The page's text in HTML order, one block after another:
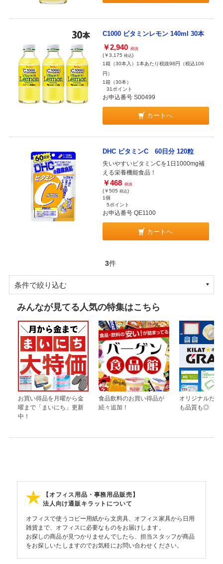
C1000 ビタミンレモン 140ml 30本
￥2,940 税抜
(￥3,175 税込)
1箱（30本入）1本あたり税抜98円（税込106
円）
1箱（30本）
31ポイント
お申込番号 S00499
カートへ
DHC ビタミンC 60日分 120粒
失いやすいビタミンCを1日1000mg補
える栄養機能食品！
￥468 税抜
(￥505 税込)
1個
5ポイント
お申込番号 QE1100
カートへ
3件
条件で絞り込む
みんなが見てる人気の特集はこちら
お買い得品を月曜から金
曜まで「まいにち」更新
中！
食品飲料のお買い得品が
続々追加！
オリジナルだか
も品質も◎
【オフィス用品・事務用品販売】
法人向け通販キラットについて
オフィスで使うコピー用紙から文房具、オフィス家具から日用
雑貨まで、オフィスに必要なものをお届けします。
お探しの商品が見つかりませんでしたら、担当スタッフが商品
をお探しいたしますのでお気軽にお問い合わせください。